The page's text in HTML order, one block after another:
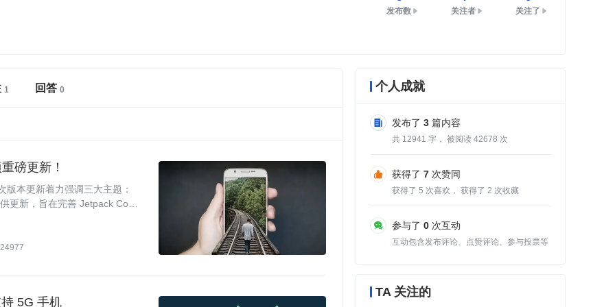
发布数 关注者 关注了
回答
磅更新！
本更新着力强调三大主题：
更新，旨在完善 Jetpack Comp
5G 手机
个人成就
发布了 3 篇内容
共 12941 字， 被阅读 42678 次
获得了 7 次赞同
获得了 5 次喜欢， 获得了 2 次收藏
参与了 0 次互动
互动包含发布评论、点赞评论、参与投票等
TA 关注的